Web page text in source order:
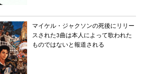
マイケル・ジャクソンの死後にリリー
スされた3曲は本人によって歌われた
ものではないと報道される